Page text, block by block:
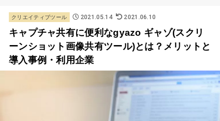
クリエイティブツール 2021.05.14 2021.06.10
キャプチャ共有に便利なgyazo ギャゾ(スクリ
ーンショット画像共有ツール)とは？メリットと
導入事例・利用企業